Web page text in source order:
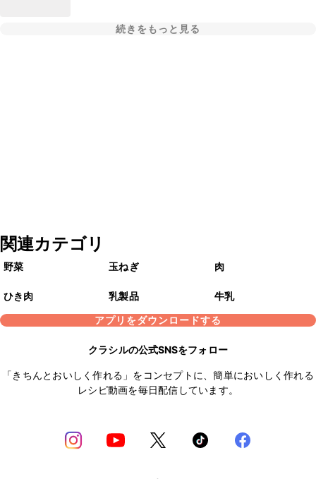
続きをもっと見る
関連カテゴリ
野菜 玉ねぎ 肉
ひき肉 乳製品
牛乳
アプリをダウンロードする
クラシルの公式SNSをフォロー
「きちんとおいしく作れる」をコンセプトに、簡単においしく作れる
レシピ動画を毎日配信しています。